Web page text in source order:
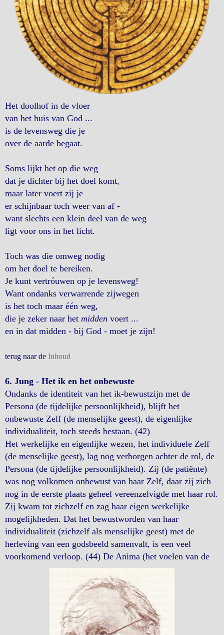
Het doolhof in de vloer
van het huis van God ...
is de levensweg die je
over de aarde begaat.
Soms lijkt het op die weg
dat je dichter bij het doel komt,
maar later voert zij je
er schijnbaar toch weer van af -
want slechts een klein deel van de weg
ligt voor ons in het licht.
Toch was die omweg nodig
om het doel te bereiken.
Je kunt vertróuwen op je levensweg!
Want ondanks verwarrende zijwegen
is het toch maar één weg,
die je zeker naar het midden voert ...
en in dat midden - bij God - moet je zijn!
terug naar de Inhoud
6. Jung - Het ik en het onbewuste
Ondanks de identiteit van het ik-bewustzijn met de
Persona (de tijdelijke persoonlijkheid), blijft het
onbewuste Zelf (de menselijke geest), de eigenlijke
individualiteit, toch steeds bestaan. (42)
Het werkelijke en eigenlijke wezen, het individuele Zelf
(de menselijke geest), lag nog verborgen achter de rol, de
Persona (de tijdelijke persoonlijkheid). Zij (de patiënte)
was nog volkomen onbewust van haar Zelf, daar zij zich
nog in de eerste plaats geheel vereenzelvigde met haar rol.
Zij kwam tot zichzelf en zag haar eigen werkelijke
mogelijkheden. Dat het bewustworden van haar
individualiteit (zichzelf als menselijke geest) met de
herleving van een godsbeeld samenvalt, is een veel
voorkomend verloop. (44) De Anima (het voelen van de